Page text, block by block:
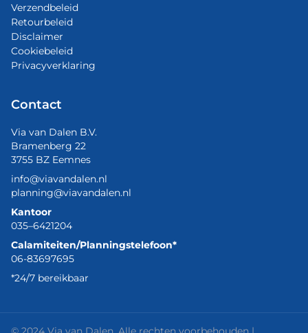
Verzendbeleid
Retourbeleid
Disclaimer
Cookiebeleid
Privacyverklaring
Contact
Via van Dalen B.V.
Bramenberg 22
3755 BZ Eemnes
info@viavandalen.nl
planning@viavandalen.nl
Kantoor
035–6421204
Calamiteiten/Planningstelefoon*
06-83697695
*24/7 bereikbaar